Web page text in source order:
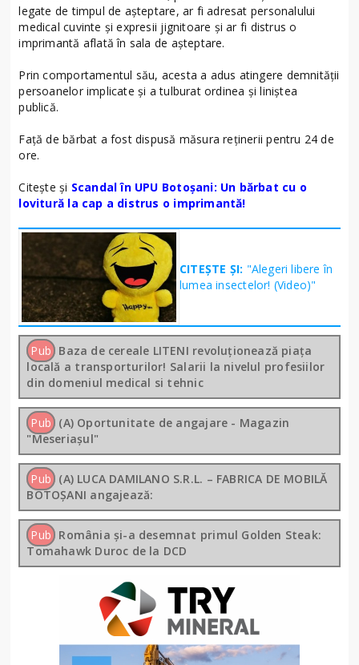
legate de timpul de așteptare, ar fi adresat personalului
medical cuvinte și expresii jignitoare și ar fi distrus o
imprimantă aflată în sala de așteptare.
Prin comportamentul său, acesta a adus atingere demnității
persoanelor implicate și a tulburat ordinea și liniștea
publică.
Față de bărbat a fost dispusă măsura reținerii pentru 24 de
ore.
Citește și Scandal în UPU Botoșani: Un bărbat cu o
lovitură la cap a distrus o imprimantă!
CITEȘTE ȘI: "Alegeri libere în
lumea insectelor! (Video)"
Pub Baza de cereale LITENI revoluționează piața
locală a transporturilor! Salarii la nivelul profesiilor
din domeniul medical si tehnic
Pub (A) Oportunitate de angajare - Magazin
"Meseriașul"
Pub (A) LUCA DAMILANO S.R.L. – FABRICA DE MOBILĂ
BOTOȘANI angajează:
Pub România și-a desemnat primul Golden Steak:
Tomahawk Duroc de la DCD